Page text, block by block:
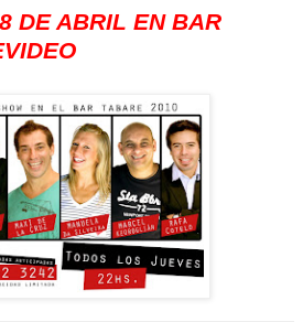
DE ABRIL EN BAR